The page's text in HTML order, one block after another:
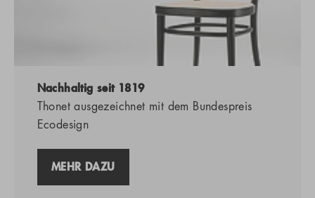
Nachhaltig seit 1819
Thonet ausgezeichnet mit dem Bundespreis
Ecodesign
MEHR DAZU